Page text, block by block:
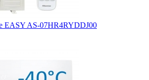
EASY AS-07HR4RYDDJ00